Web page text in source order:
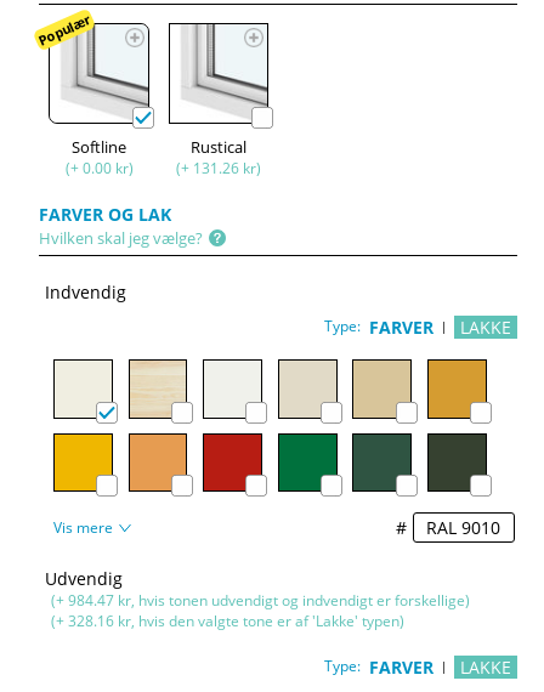
Populær
Softline
(+ 0.00 kr)
Rustical
(+ 131.26 kr)
FARVER OG LAK
Hvilken skal jeg vælge?
Indvendig
Type: FARVER LAKKE
Vis mere #
Udvendig
(+ 984.47 kr, hvis tonen udvendigt og indvendigt er forskellige)
(+ 328.16 kr, hvis den valgte tone er af 'Lakke' typen)
Type: FARVER LAKKE